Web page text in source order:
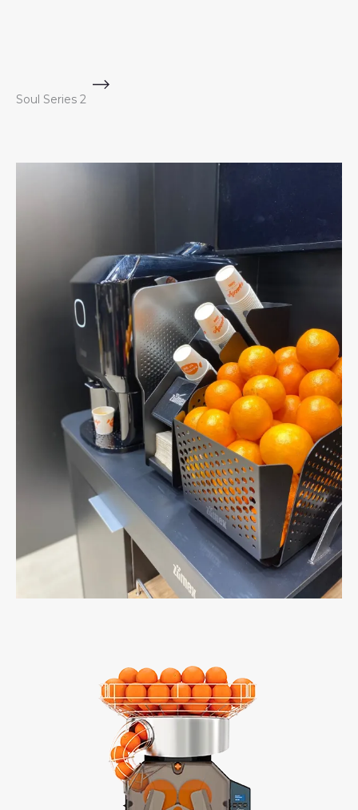
Soul Series 2